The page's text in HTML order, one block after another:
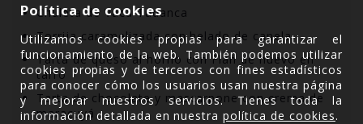
Chuleta de Vaca Tudanca
Torrija caramelizada con helado de canela
Tarta de queso al horno con Flan de huevo en
tarro
Tarta de chocolate y mascarpone con crema de
maracuyá
Política de cookies
Utilizamos cookies propias para garantizar el
funcionamiento de la web. También podemos utilizar
cookies propias y de terceros con fines estadísticos
para conocer cómo los usuarios usan nuestra página
y mejorar nuestros servicios. Tienes toda la
información detallada en nuestrapolítica de cookies.